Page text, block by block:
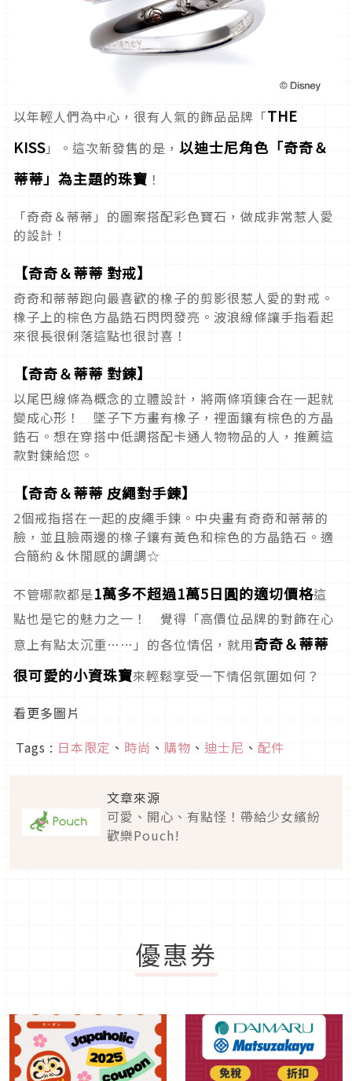
以年輕人們為中心，很有人氣的飾品品牌「THE
KISS」。這次新發售的是， 以迪士尼角色「奇奇＆
蒂蒂」為主題的珠寶 ！
「奇奇＆蒂蒂」的圖案搭配彩色寶石，做成非常惹人愛
的設計！
【奇奇＆蒂蒂 對戒】
奇奇和蒂蒂跑向最喜歡的橡子的剪影很惹人愛的對戒。
橡子上的棕色方晶鋯石閃閃發亮。波浪線條讓手指看起
來很長很俐落這點也很討喜！
【奇奇＆蒂蒂 對鍊】
以尾巴線條為概念的立體設計，將兩條項鍊合在一起就
變成心形！ 墜子下方畫有橡子，裡面鑲有棕色的方晶
鋯石。想在穿搭中低調搭配卡通人物物品的人，推薦這
款對鍊給您。
【奇奇＆蒂蒂 皮繩對手鍊】
2個戒指搭在一起的皮繩手鍊。中央畫有奇奇和蒂蒂的
臉，並且臉兩邊的橡子鑲有黃色和棕色的方晶鋯石。適
合簡約＆休閒感的調調☆
不管哪款都是1萬多不超過1萬5日圓的適切價格這
點也是它的魅力之一！ 覺得「高價位品牌的對飾在心
意上有點太沉重……」的各位情侶，就用奇奇＆蒂蒂
很可愛的小資珠寶來輕鬆享受一下情侶氛圍如何？
看更多圖片
Tags : 日本限定 、 時尚 、 購物 、 迪士尼 、 配件
文章來源
可愛、開心、有點怪！帶給少女繽紛
歡樂Pouch!
優惠券